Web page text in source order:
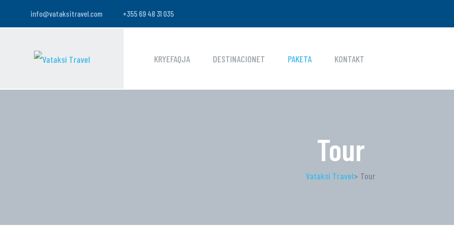
info@vataksitravel.com +355 69 48 31 035
KRYEFAQJA DESTINACIONET PAKETA KONTAKT
Tour
Vataksi Travel> Tour